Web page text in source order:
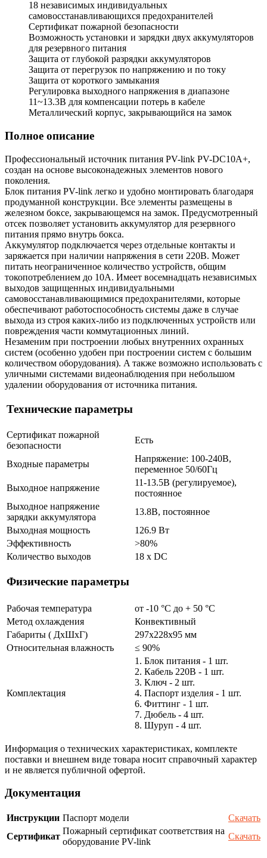
18 независимых индивидуальных
самовосстанавливающихся предохранителей
Сертификат пожарной безопасности
Возможность установки и зарядки двух аккумуляторов
для резервного питания
Защита от глубокой разрядки аккумуляторов
Защита от перегрузок по напряжению и по току
Защита от короткого замыкания
Регулировка выходного напряжения в диапазоне
11~13.3В для компенсации потерь в кабеле
Металлический корпус, закрывающийся на замок
Полное описание
Профессиональный источник питания PV-link PV-DC10A+,
создан на основе высоконадежных элементов нового
поколения.
Блок питания PV-link легко и удобно монтировать благодаря
продуманной конструкции. Все элементы размещены в
железном боксе, закрывающемся на замок. Предусмотренный
отсек позволяет установить аккумулятор для резервного
питания прямо внутрь бокса.
Аккумулятор подключается через отдельные контакты и
заряжается при наличии напряжения в сети 220В. Может
питать неограниченное количество устройств, общим
токопотреблением до 10А. Имеет восемнадцать независимых
выходов защищенных индивидуальными
самовосстанавливающимися предохранителями, которые
обеспечивают работоспособность системы даже в случае
выхода из строя каких-либо из подключенных устройств или
повреждения части коммутационных линий.
Незаменим при построении любых внутренних охранных
систем (особенно удобен при построении систем с большим
количеством оборудования). A также возможно использовать с
уличными системами видеонаблюдения при небольшом
удалении оборудования от источника питания.
Технические параметры
Сертификат пожарной
безопасности
Есть
Входные параметры
Напряжение: 100-240В,
переменное 50/60Гц
Выходное напряжение
11-13.5В (регулируемое),
постоянное
Выходное напряжение
зарядки аккумулятора
13.8В, постоянное
Выходная мощность
126.9 Вт
Эффективность
>80%
Количество выходов
18 x DC
Физические параметры
Рабочая температура
от -10 °С до + 50 °C
Метод охлаждения
Конвективный
Габариты ( ДхШхГ)
297х228х95 мм
Относительная влажность
≤ 90%
Комплектация
1. Блок питания - 1 шт.
2. Кабель 220В - 1 шт.
3. Ключ - 2 шт.
4. Паспорт изделия - 1 шт.
6. Фиттинг - 1 шт.
7. Дюбель - 4 шт.
8. Шуруп - 4 шт.
Информация о технических характеристиках, комплекте
поставки и внешнем виде товара носит справочный характер
и не является публичной офертой.
Документация
Инструкции Паспорт модели
Скачать
Сертификат
Пожарный сертификат соответствия на
оборудование PV-link
Скачать